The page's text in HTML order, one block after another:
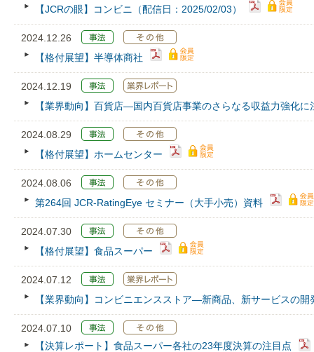
【JCRの眼】コンビニ（配信日：2025/02/03）
2024.12.26
【格付展望】半導体商社
2024.12.19
【業界動向】百貨店―国内百貨店事業のさらなる収益力強化
2024.08.29
【格付展望】ホームセンター
2024.08.06
第264回 JCR‐RatingEye セミナー（大手小売）資料
2024.07.30
【格付展望】食品スーパー
2024.07.12
【業界動向】コンビニエンスストア—新商品、新サービスの
2024.07.10
【決算レポート】食品スーパー各社の23年度決算の注目点